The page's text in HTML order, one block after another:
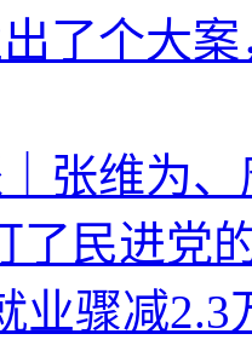
了个大
张维为
了民进党
业骤减